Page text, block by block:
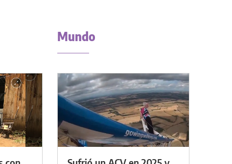
Mundo